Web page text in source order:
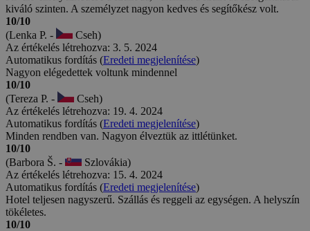
kiváló szinten. A személyzet nagyon kedves és segítőkész volt.
10/10
(Lenka P. -
Cseh)
Az értékelés létrehozva: 3. 5. 2024
Automatikus fordítás (Eredeti megjelenítése)
Nagyon elégedettek voltunk mindennel
10/10
(Tereza P. -
Cseh)
Az értékelés létrehozva: 19. 4. 2024
Automatikus fordítás (Eredeti megjelenítése)
Minden rendben van. Nagyon élveztük az ittlétünket.
10/10
(Barbora Š. -
Szlovákia)
Az értékelés létrehozva: 15. 4. 2024
Automatikus fordítás (Eredeti megjelenítése)
Hotel teljesen nagyszerű. Szállás és reggeli az egységen. A helyszín
tökéletes.
10/10